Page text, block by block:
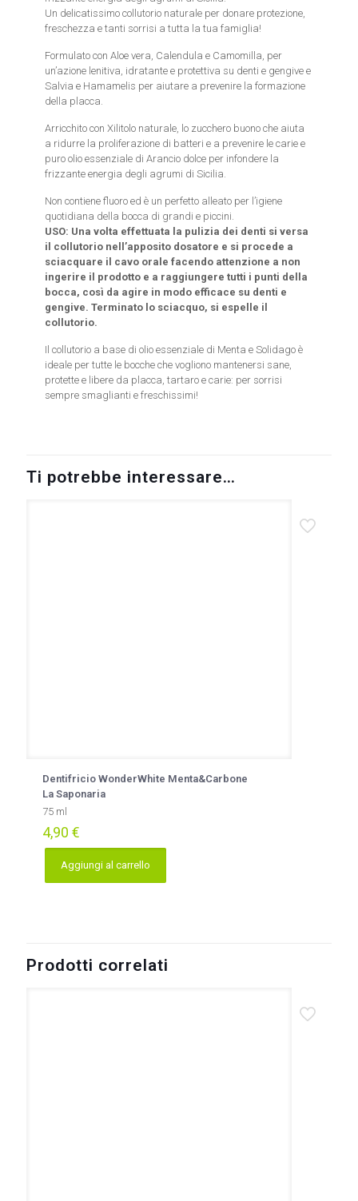
Un delicatissimo collutorio naturale per donare protezione,
freschezza e tanti sorrisi a tutta la tua famiglia!
Formulato con Aloe vera, Calendula e Camomilla, per
un’azione lenitiva, idratante e protettiva su denti e gengive e
Salvia e Hamamelis per aiutare a prevenire la formazione
della placca.
Arricchito con Xilitolo naturale, lo zucchero buono che aiuta
a ridurre la proliferazione di batteri e a prevenire le carie e
puro olio essenziale di Arancio dolce per infondere la
frizzante energia degli agrumi di Sicilia.
Non contiene fluoro ed è un perfetto alleato per l’igiene
quotidiana della bocca di grandi e piccini.
USO: Una volta effettuata la pulizia dei denti si versa
il collutorio nell’apposito dosatore e si procede a
sciacquare il cavo orale facendo attenzione a non
ingerire il prodotto e a raggiungere tutti i punti della
bocca, così da agire in modo efficace su denti e
gengive. Terminato lo sciacquo, si espelle il
collutorio.
Il collutorio a base di olio essenziale di Menta e Solidago è
ideale per tutte le bocche che vogliono mantenersi sane,
protette e libere da placca, tartaro e carie: per sorrisi
sempre smaglianti e freschissimi!
Ti potrebbe interessare…
Dentifricio WonderWhite Menta&Carbone
La Saponaria
75 ml
4,90 €
Aggiungi al carrello
Prodotti correlati